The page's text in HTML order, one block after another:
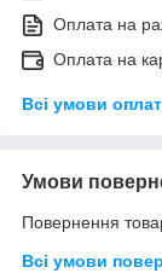
Оплата на
Оплата на
Всі умови
Умови
Повернення
Всі умови